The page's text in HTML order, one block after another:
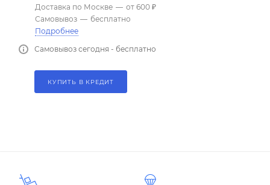
Доставка по Москве — от 600 ₽
Самовывоз — бесплатно
Подробнее
Самовывоз сегодня - бесплатно
КУПИТЬ В КРЕДИТ